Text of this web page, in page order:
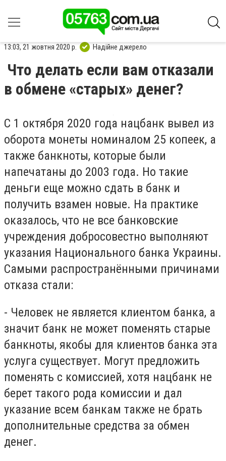
13:03, 21 жовтня 2020 р. Надійне джерело
Что делать если вам отказали
в обмене «старых» денег?
С 1 октября 2020 года нацбанк вывел из
оборота монеты номиналом 25 копеек, а
также банкноты, которые были
напечатаны до 2003 года. Но такие
деньги еще можно сдать в банк и
получить взамен новые. На практике
оказалось, что не все банковские
учреждения добросовестно выполняют
указания Национального банка Украины.
Самыми распространёнными причинами
отказа стали:
- Человек не является клиентом банка, а
значит банк не может поменять старые
банкноты, якобы для клиентов банка эта
услуга существует. Могут предложить
поменять с комиссией, хотя нацбанк не
берет такого рода комиссии и дал
указание всем банкам также не брать
дополнительные средства за обмен
денег.